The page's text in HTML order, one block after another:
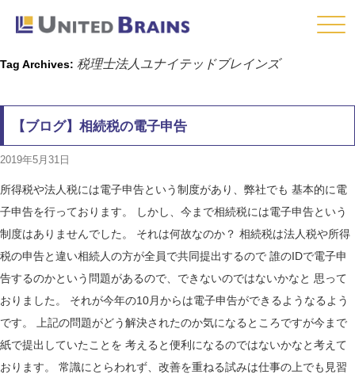
Click
Tag Archives: 税理士法人ユナイテッドブレインズ
【ブログ】相続税の電子申告
2019年5月31日
所得税や法人税には電子申告という制度があり、弊社でも 基本的に電
子申告を行っております。 しかし、今まで相続税には電子申告という
制度はありませんでした。 それは何故なのか？ 相続税は法人税や所得
税の申告と違い相続人の方が全員で共同提出するので 誰のIDで電子申
告するのかという問題があるので、できないのではないかなと 思って
おりました。 それが今年の10月からは電子申告ができるようなるよう
です。 上記の問題がどう解決されたのか気になるところですが今まで
紙で提出していたことを 考えると便利になるのではないかなと考えて
おります。 常識にとらわれず、改善を重ねる試みは仕事の上でも見習